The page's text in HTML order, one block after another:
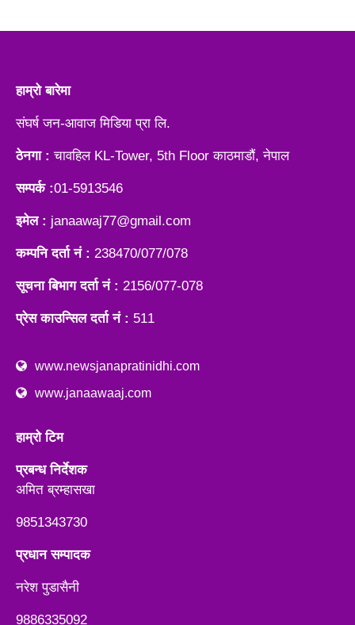
हाम्रो बारेमा
संघर्ष जन-आवाज मिडिया प्रा लि.
ठेनगा : चावहिल KL-Tower, 5th Floor काठमाडौं, नेपाल
सम्पर्क :01-5913546
इमेल : janaawaj77@gmail.com
कम्पनि दर्ता नं : 238470/077/078
सूचना बिभाग दर्ता नं : 2156/077-078
प्रेस काउन्सिल दर्ता नं : 511
www.newsjanapratinidhi.com
www.janaawaaj.com
हाम्रो टिम
प्रबन्ध निर्देशक
अमित ब्रम्हासखा
9851343730
प्रधान सम्पादक
नरेश पुडासैनी
9886335092